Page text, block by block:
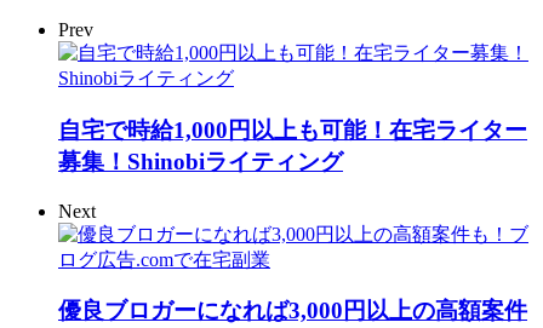
Prev
自宅で時給1,000円以上も可能！在宅ライター
募集！Shinobiライティング
Next
優良ブロガーになれば3,000円以上の高額案件